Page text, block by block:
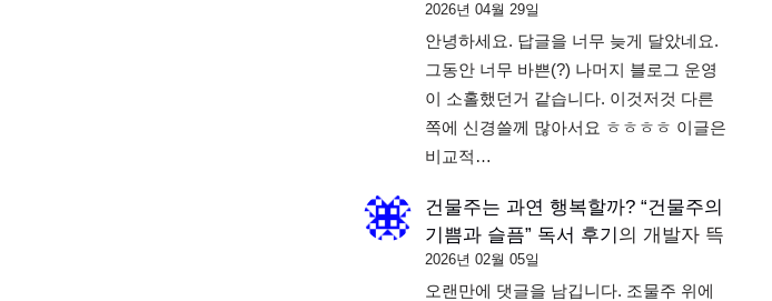
2026년 04월 29일
안녕하세요. 답글을 너무 늦게 달았네요.
그동안 너무 바쁜(?) 나머지 블로그 운영
이 소홀했던거 같습니다. 이것저것 다른
쪽에 신경쓸께 많아서요 ㅎㅎㅎㅎ 이글은
비교적…
건물주는 과연 행복할까? “건물주의
기쁨과 슬픔” 독서 후기 의 개발자 뜩
2026년 02월 05일
오랜만에 댓글을 남깁니다. 조물주 위에